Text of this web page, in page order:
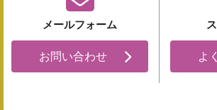
メールフォーム
お問い合わせ よ